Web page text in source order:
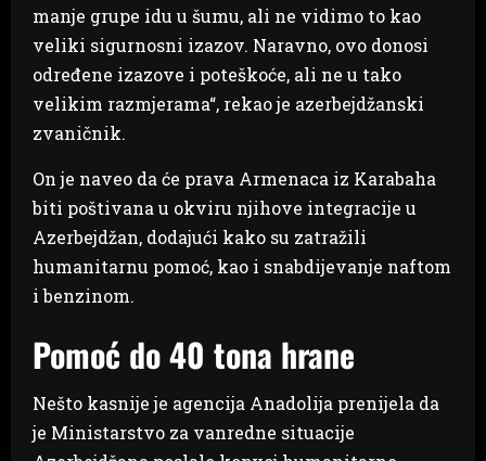
manje grupe idu u šumu, ali ne vidimo to kao
veliki sigurnosni izazov. Naravno, ovo donosi
određene izazove i poteškoće, ali ne u tako
velikim razmjerama“, rekao je azerbejdžanski
zvaničnik.
On je naveo da će prava Armenaca iz Karabaha
biti poštivana u okviru njihove integracije u
Azerbejdžan, dodajući kako su zatražili
humanitarnu pomoć, kao i snabdijevanje naftom
i benzinom.
Pomoć do 40 tona hrane
Nešto kasnije je agencija Anadolija prenijela da
je Ministarstvo za vanredne situacije